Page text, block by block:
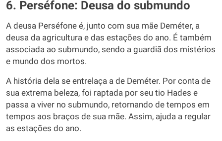
6. Perséfone: Deusa do submundo
A deusa Perséfone é, junto com sua mãe Deméter, a
deusa da agricultura e das estações do ano. É também
associada ao submundo, sendo a guardiã dos mistérios
e mundo dos mortos.
A história dela se entrelaça a de Deméter. Por conta de
sua extrema beleza, foi raptada por seu tio Hades e
passa a viver no submundo, retornando de tempos em
tempos aos braços de sua mãe. Assim, ajuda a regular
as estações do ano.